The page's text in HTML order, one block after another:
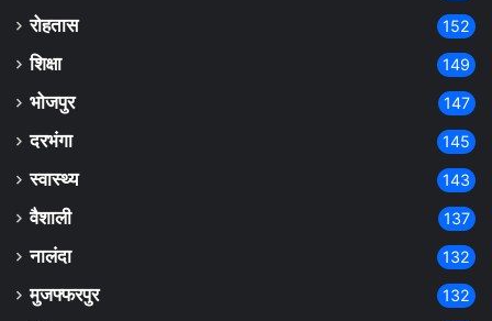
रोहतास 152
शिक्षा 149
भोजपुर 147
दरभंगा 145
स्वास्थ्य 143
वैशाली 137
नालंदा 132
मुजफ्फरपुर 132